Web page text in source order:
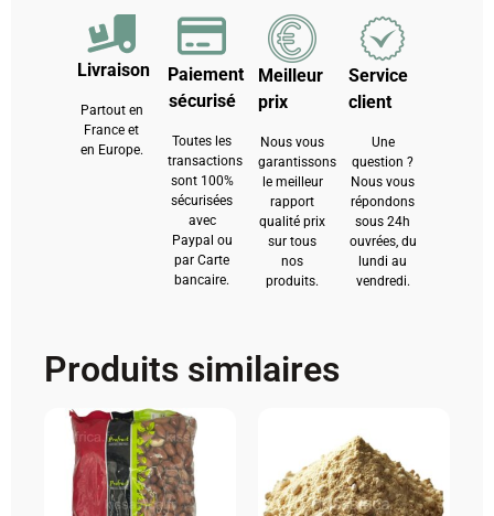
Livraison
Partout en
France et
en Europe.
Paiement
sécurisé
Toutes les
transactions
sont 100%
sécurisées
avec
Paypal ou
par Carte
bancaire.
Meilleur
prix
Nous vous
garantissons
le meilleur
rapport
qualité prix
sur tous
nos
produits.
Service
client
Une
question ?
Nous vous
répondons
sous 24h
ouvrées, du
lundi au
vendredi.
Produits similaires